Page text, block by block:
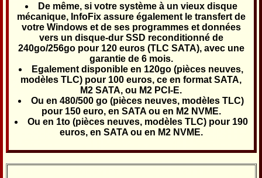
De même, si votre système à un vieux disque
mécanique, InfoFix assure également le transfert de
votre Windows et de ses programmes et données
vers un disque-dur SSD reconditionné de
240go/256go pour 120 euros (TLC SATA), avec une
garantie de 6 mois.
Egalement disponible en 120go (pièces neuves,
modèles TLC) pour 100 euros, ce en format SATA,
M2 SATA, ou M2 PCI-E.
Ou en 480/500 go (pièces neuves, modèles TLC)
pour 150 euro, en SATA ou en M2 NVME.
Ou en 1to (pièces neuves, modèles TLC) pour 190
euros, en SATA ou en M2 NVME.